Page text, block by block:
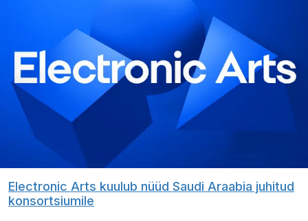
Electronic Arts kuulub nüüd Saudi Araabia juhitud
konsortsiumile